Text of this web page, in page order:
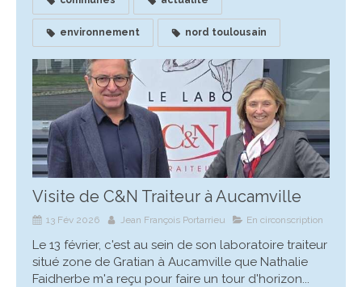
environnement nord toulousain
Visite de C&N Traiteur à Aucamville
13 Fév 2026 Jean François Portarrieu En circonscription
Le 13 février, c'est au sein de son laboratoire traiteur
situé zone de Gratian à Aucamville que Nathalie
Faidherbe m'a reçu pour faire un tour d'horizon...